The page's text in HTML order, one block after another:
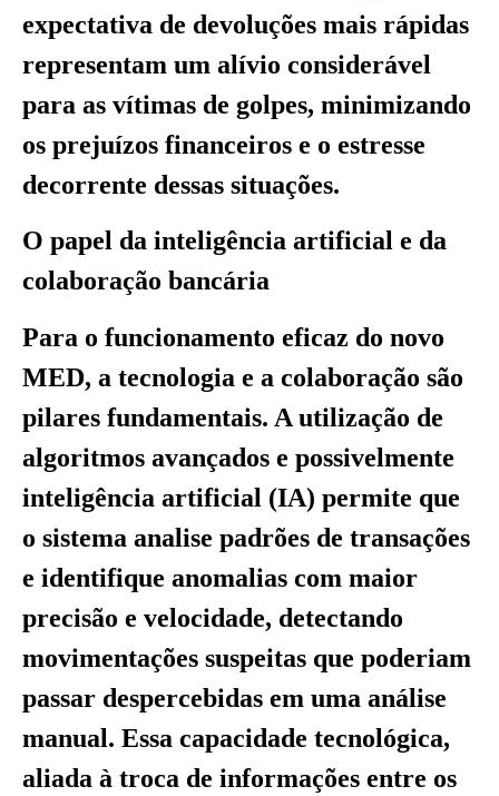
expectativa de devoluções mais rápidas
representam um alívio considerável
para as vítimas de golpes, minimizando
os prejuízos financeiros e o estresse
decorrente dessas situações.
O papel da inteligência artificial e da
colaboração bancária
Para o funcionamento eficaz do novo
MED, a tecnologia e a colaboração são
pilares fundamentais. A utilização de
algoritmos avançados e possivelmente
inteligência artificial (IA) permite que
o sistema analise padrões de transações
e identifique anomalias com maior
precisão e velocidade, detectando
movimentações suspeitas que poderiam
passar despercebidas em uma análise
manual. Essa capacidade tecnológica,
aliada à troca de informações entre os